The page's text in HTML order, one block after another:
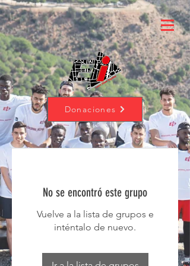
Donaciones
No se encontró este grupo
Vuelve a la lista de grupos e
inténtalo de nuevo.